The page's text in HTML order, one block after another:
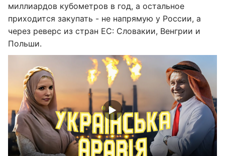
миллиардов кубометров в год, а остальное
приходится закупать - не напрямую у России, а
через реверс из стран ЕС: Словакии, Венгрии и
Польши.